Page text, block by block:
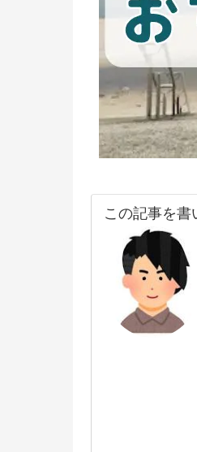
この記事を書